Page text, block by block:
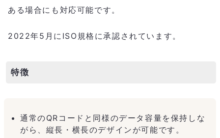
ある場合にも対応可能です。
2022年5月にISO規格に承認されています。
特徴
通常のQRコードと同様のデータ容量を保持しな
がら、縦長・横長のデザインが可能です。